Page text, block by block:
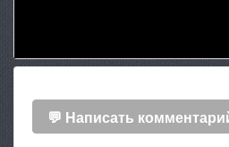
💬 Написать